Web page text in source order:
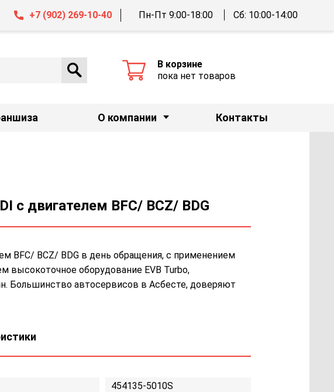
О компании Контакты
+7 (902) 269-10-40 Пн-Пт 9:00-18:00 Сб: 10:00-14:00
В корзине
пока нет товаров
с двигателем BFC/ BCZ/ BDG
BFC/ BCZ/ BDG в день обращения, с применением
высокоточное оборудование EVB Turbo,
Большинство автосервисов в Асбесте, доверяют
454135-5010S